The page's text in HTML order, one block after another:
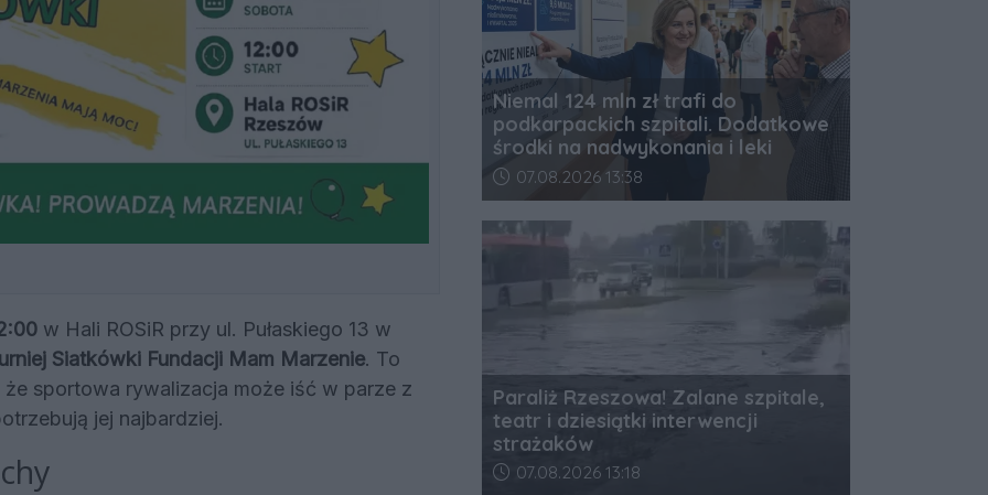
w Hali ROSiR przy ul. Pułaskiego 13 w
Siatkówki Fundacji Mam Marzenie. To
sportowa rywalizacja może iść w parze z
jej najbardziej.
Niemal 124 mln zł trafi do
podkarpackich szpitali. Dodatkowe
środki na nadwykonania i leki
Data dodania artykułu:
07.08.2026 13:38
Paraliż Rzeszowa! Zalane szpitale,
teatr i dziesiątki interwencji
strażaków
Data dodania artykułu:
07.08.2026 13:18